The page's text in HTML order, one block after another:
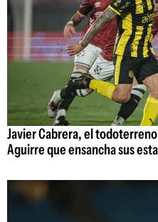
Javier Cabrera, el
Aguirre que ensancha sus